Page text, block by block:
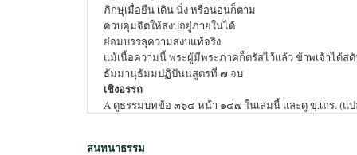
ภิกษุเมื่อยืน เดิน นั่ง หรือนอนก็ตาม
ควบคุมจิตให้สงบอยู่ภายในได้
ย่อมบรรลุความสงบแท้จริง
แม้เนื้อความนี้ พระผู้มีพระภาคก็ตรัสไว้แล้ว ข้าพเจ้าได้ส
ธัมมานุธัมมปฏิปันนสูตรที่ ๗ จบ
เชิงอรรถ
A ดูธรรมบทข้อ ๓๖๔ หน้า ๑๔๗ ในเล่มนี้ และดู ขุ.เถร. (
สนทนาธรรม